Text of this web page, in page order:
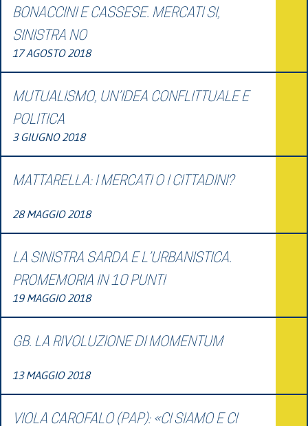
BONACCINI E CASSESE. MERCATI SI,
SINISTRA NO
17 AGOSTO 2018
MUTUALISMO, UN’IDEA CONFLITTUALE E
POLITICA
3 GIUGNO 2018
MATTARELLA: I MERCATI O I CITTADINI?
28 MAGGIO 2018
LA SINISTRA SARDA E L’URBANISTICA.
PROMEMORIA IN 10 PUNTI
19 MAGGIO 2018
GB. LA RIVOLUZIONE DI MOMENTUM
13 MAGGIO 2018
VIOLA CAROFALO (PAP): «CI SIAMO E CI